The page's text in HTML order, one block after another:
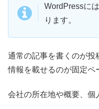
WordPressに
ります。
通常の記事を書くのが投
情報を載せるのが固定ペ
会社の所在地や概要、個